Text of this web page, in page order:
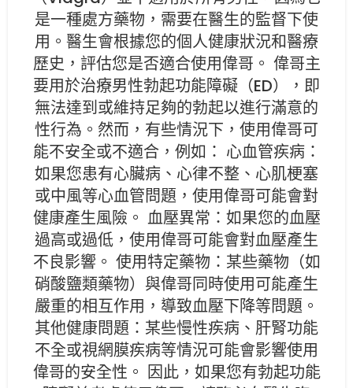
是一種處方藥物，需要在醫生的監督下使
用。醫生會根據您的個人健康狀況和醫療
歷史，評估您是否適合使用偉哥。 偉哥主
要用於治療男性勃起功能障礙（ED），即
無法達到或維持足夠的勃起以進行滿意的
性行為。然而，有些情況下，使用偉哥可
能不安全或不適合，例如： 心血管疾病：
如果您患有心臟病、心律不整、心肌梗塞
或中風等心血管問題，使用偉哥可能會對
健康產生風險。 血壓異常：如果您的血壓
過高或過低，使用偉哥可能會對血壓產生
不良影響。 使用特定藥物：某些藥物（如
硝酸鹽類藥物）與偉哥同時使用可能產生
嚴重的相互作用，導致血壓下降等問題。
其他健康問題：某些慢性疾病、肝腎功能
不全或視網膜疾病等情況可能會影響使用
偉哥的安全性。 因此，如果您有勃起功能